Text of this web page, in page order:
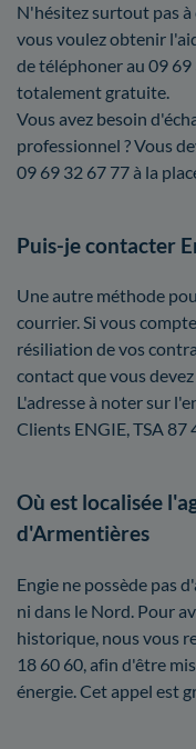
N'hésitez surtout pas
vous voulez obtenir
de téléphoner au 09
totalement gratuite.
Vous avez besoin
professionnel ? Vous
09 69 32 67 77 à la
Puis-je contacter
Une autre méthode
courrier. Si vous
résiliation de vos
contact que vous
L'adresse à noter sur
Clients ENGIE, TSA 87
Où est localisée
d'Armentières
Engie ne possède pas
ni dans le Nord. Pour
historique, nous vous
18 60 60, afin d'être
énergie. Cet appel est